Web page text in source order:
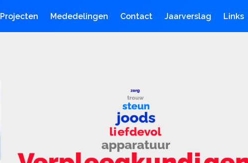
Projecten Mededelingen Contact Jaarverslag Links